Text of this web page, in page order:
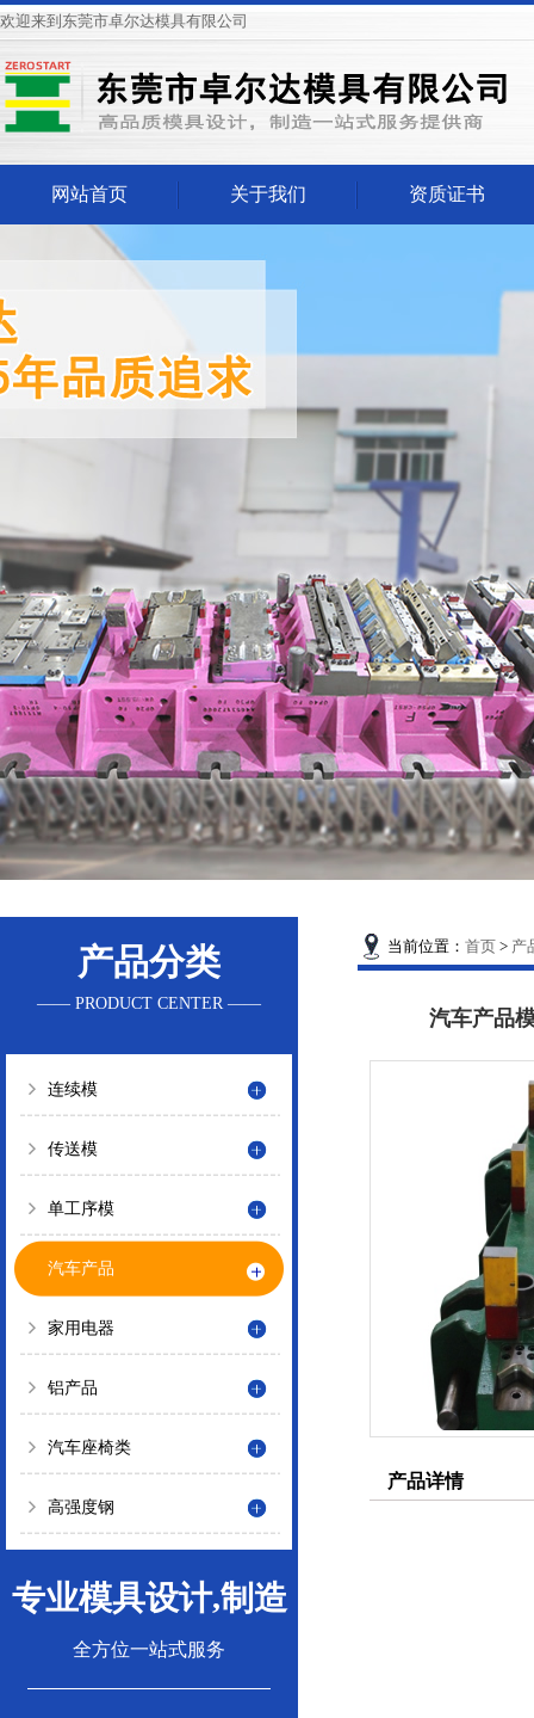
欢迎来到东莞市卓尔达模具有限公司
网站首页 关于我们 资质证书
产品分类
—— PRODUCT CENTER ——
连续模
传送模
单工序模
汽车产品
家用电器
铝产品
汽车座椅类
高强度钢
专业模具设计,制造
全方位一站式服务
当前位置： 首页 > 产
汽车产品
产品详情